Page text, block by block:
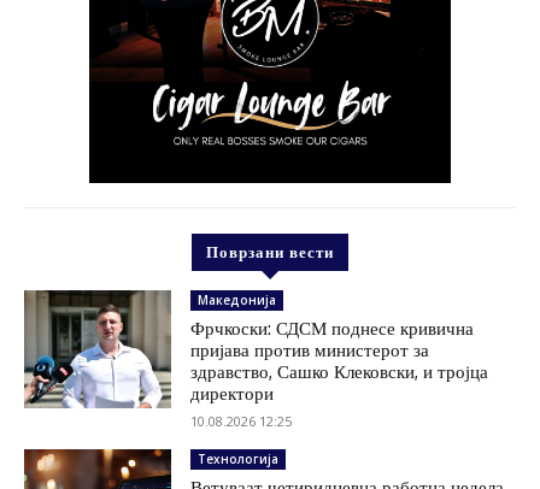
Поврзани вести
Македонија
Фрчкоски: СДСМ поднесе кривична
пријава против министерот за
здравство, Сашко Клековски, и тројца
директори
10.08.2026 12:25
Технологија